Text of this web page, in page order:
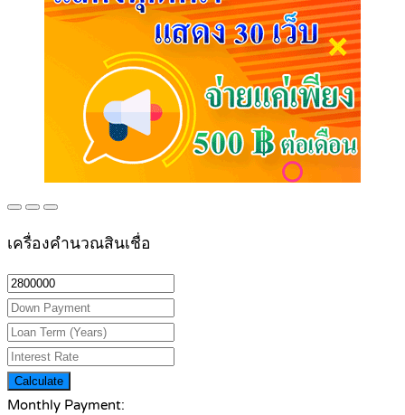
เครื่องคำนวณสินเชื่อ
Calculate
Monthly Payment: